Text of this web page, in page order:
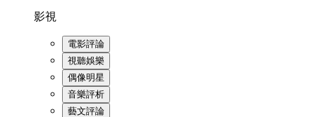
影視
電影評論
視聽娛樂
偶像明星
音樂評析
藝文評論